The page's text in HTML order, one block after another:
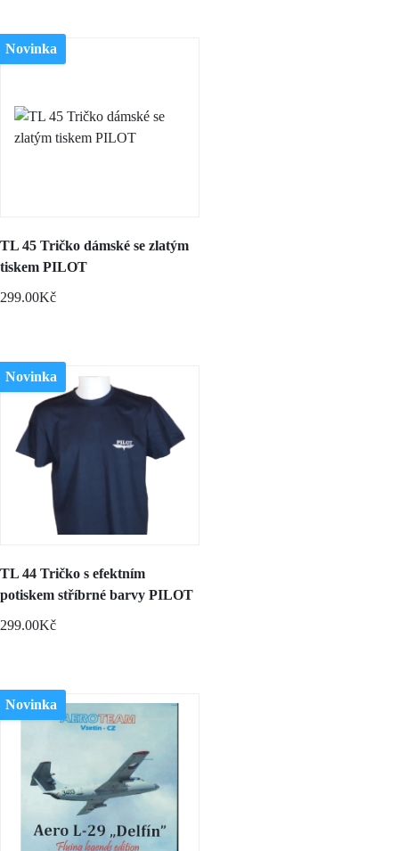
Novinka
TL 45 Tričko dámské se zlatým
tiskem PILOT
299.00Kč
Novinka
TL 44 Tričko s efektním
potiskem stříbrné barvy PILOT
299.00Kč
Novinka